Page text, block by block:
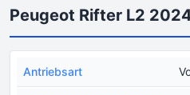
Peugeot Rifter L2
Antriebsart